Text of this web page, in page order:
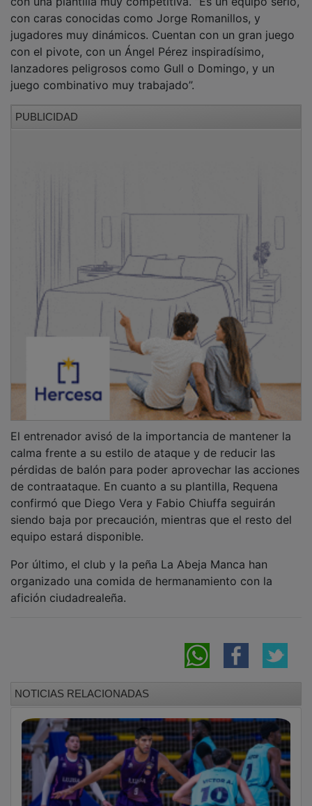
con caras conocidas como Jorge Romanillos, y
jugadores muy dinámicos. Cuentan con un gran juego
con el pivote, con un Ángel Pérez inspiradísimo,
lanzadores peligrosos como Gull o Domingo, y un
juego combinativo muy trabajado”.
calma frente a su estilo de ataque y de reducir las
pérdidas de balón para poder aprovechar las acciones
de contraataque. En cuanto a su plantilla, Requena
confirmó que Diego Vera y Fabio Chiuffa seguirán
siendo baja por precaución, mientras que el resto del
equipo estará disponible.
organizado una comida de hermanamiento con la
afición ciudadrealeña.